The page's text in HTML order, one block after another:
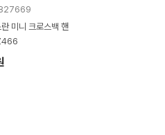
827669
미니 크로스백 핸